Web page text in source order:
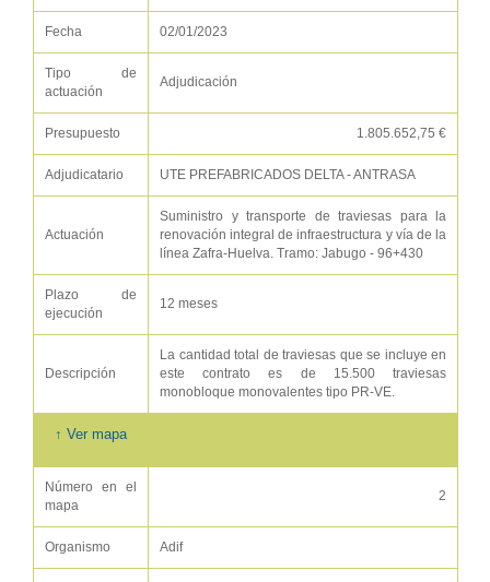
Fecha 02/01/2023
Tipo de
actuación
Adjudicación
Presupuesto 1.805.652,75 €
Adjudicatario UTE PREFABRICADOS DELTA - ANTRASA
Actuación
Suministro y transporte de traviesas para la
renovación integral de infraestructura y vía de la
línea Zafra-Huelva. Tramo: Jabugo - 96+430
Plazo de
ejecución
12 meses
Descripción
La cantidad total de traviesas que se incluye en
este contrato es de 15.500 traviesas
monobloque monovalentes tipo PR-VE.
↑ Ver mapa
Número en el
mapa
2
Organismo Adif